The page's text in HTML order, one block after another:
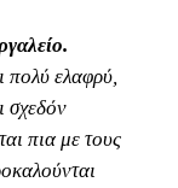
πολύ ελαφρύ,
σχεδόν
πια με τους